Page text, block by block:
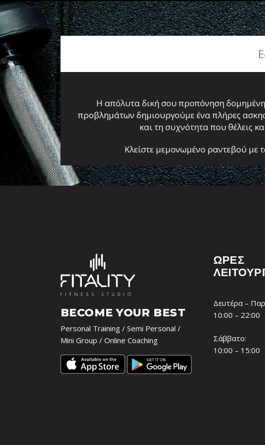
Η απόλυτα δική σου προπόνηση
προβλημάτων δημιουργούμε ένα πλήρες
και τη συχνότητα που θέλεις
Κλείστε μεμονωμένο ραντεβού με
BECOME YOUR BEST
Personal Training / Semi Personal /
Mini Group / Online Coaching
ΩΡΕΣ
Δευτέρα –
10:00 – 22:00
Σάββατο:
10:00 – 15:00